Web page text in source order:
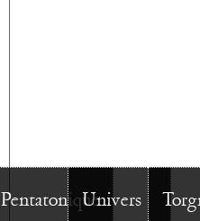
PentatoniqueUnivers